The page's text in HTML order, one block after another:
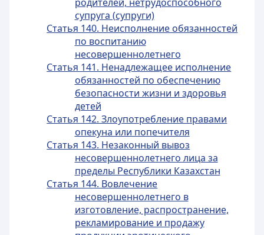
супруга (супруги)
Статья 140. Неисполнение обязанностей
по воспитанию
несовершеннолетнего
Статья 141. Ненадлежащее исполнение
обязанностей по обеспечению
безопасности жизни и здоровья
детей
Статья 142. Злоупотребление правами
опекуна или попечителя
Статья 143. Незаконный вывоз
несовершеннолетнего лица за
пределы Республики Казахстан
Статья 144. Вовлечение
несовершеннолетнего в
изготовление, распространение,
рекламирование и продажу